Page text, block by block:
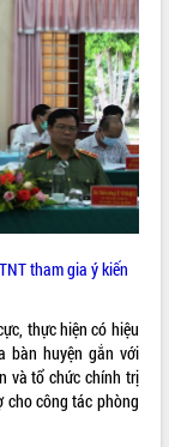
tham gia ý kiến
thực hiện có hiệu
bàn huyện gắn với
và tổ chức chính trị
cho công tác phòng